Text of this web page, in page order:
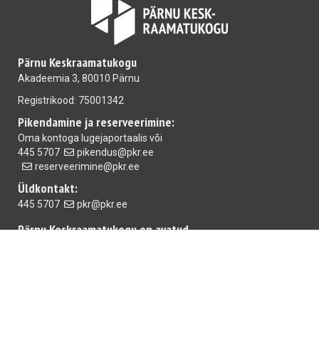
Pärnu Keskraamatukogu
Akadeemia 3, 80010 Pärnu
Registrikood: 75001342
Pikendamine ja reserveerimine:
Oma kontoga lugejaportaalis või
445 5707
pikendus@pkr.ee
reserveerimine@pkr.ee
Üldkontakt:
445 5707 pkr@pkr.ee
Pärnu Keskraamatukogu on avatud